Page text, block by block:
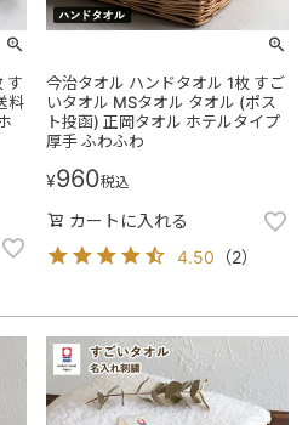
す
料
今治タオル ハンドタオル 1枚 すご
いタオル MSタオル タオル (ポス
ト投函) 正岡タオル ホテルタイプ
厚手 ふわふわ
¥960税込
カートに入れる
4.50 （2）